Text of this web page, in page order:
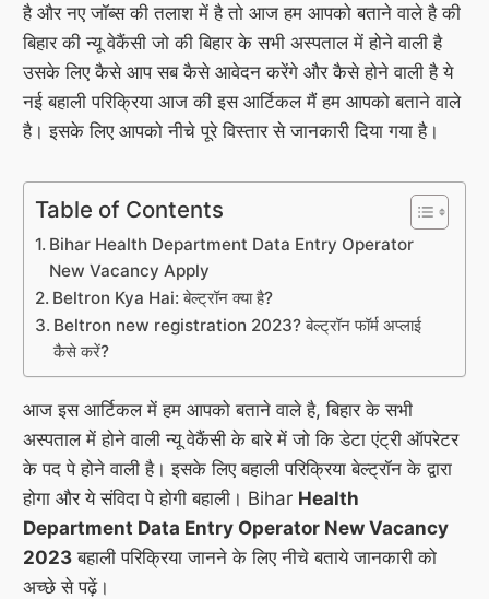
है और नए जॉब्स की तलाश में है तो आज हम आपको बताने वाले है की
बिहार की न्यू वेकैंसी जो की बिहार के सभी अस्पताल में होने वाली है
उसके लिए कैसे आप सब कैसे आवेदन करेंगे और कैसे होने वाली है ये
नई बहाली परिक्रिया आज की इस आर्टिकल मैं हम आपको बताने वाले
है। इसके लिए आपको नीचे पूरे विस्तार से जानकारी दिया गया है।
Table of Contents
Bihar Health Department Data Entry Operator
New Vacancy Apply
Beltron Kya Hai: बेल्ट्रॉन क्या है?
Beltron new registration 2023? बेल्ट्रॉन फॉर्म अप्लाई
कैसे करें?
आज इस आर्टिकल में हम आपको बताने वाले है, बिहार के सभी
अस्पताल में होने वाली न्यू वेकैंसी के बारे में जो कि डेटा एंट्री ऑपरेटर
के पद पे होने वाली है। इसके लिए बहाली परिक्रिया बेल्ट्रॉन के द्वारा
होगा और ये संविदा पे होगी बहाली। Bihar Health
Department Data Entry Operator New Vacancy
2023बहाली परिक्रिया जानने के लिए नीचे बताये जानकारी को
अच्छे से पढ़ें।